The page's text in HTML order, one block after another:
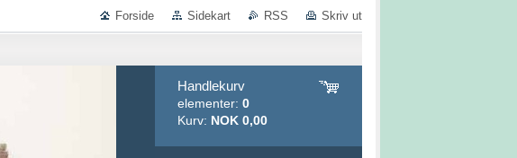
Forside Sidekart RSS Skriv ut
Handlekurv
elementer: 0
Kurv: NOK 0,00